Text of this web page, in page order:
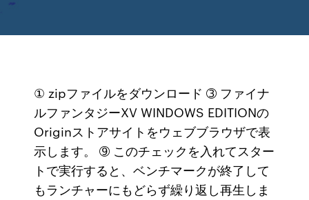
① zipファイルをダウンロード ➂ ファイナ
ルファンタジーXV WINDOWS EDITIONの
Originストアサイトをウェブブラウザで表
示します。 ➈ このチェックを入れてスター
トで実行すると、ベンチマークが終了して
もランチャーにもどらず繰り返し再生しま